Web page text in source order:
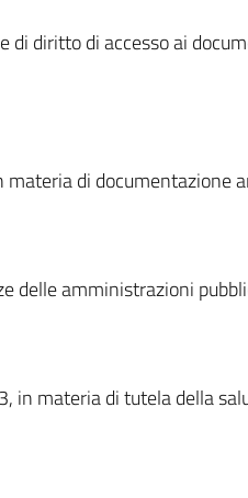
diritto di accesso ai
materia di documentazione
delle amministrazioni
in materia di tutela della